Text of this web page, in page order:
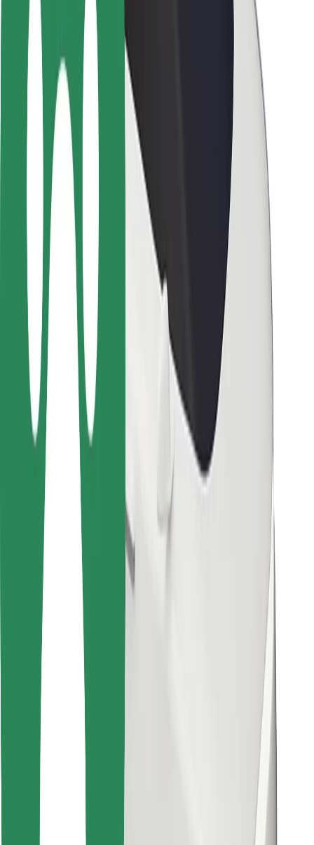
Pasažieru drošība
Autovadītāju drošība
Skrejriteņu drošība
Drošības laboratorija
Pilsētas
Pilsētas
Risinājumi pilsētām
Lidostas
Bolt uzlādes statīvi
Palīdzība
Pasažieriem
Autovadītājiem
Kurjeriem
Bolt Food
Autoparku īpašniekiem
Restorāniem
Bolt for Business
Cits
Piegādātāji
Noteikumi un nosacījumi
Drošība
Saņem braucienu minūšu laikā!
Lejupielādē Bolt lietotni
Atrodi savas mīļākās maltītes!
Lejupielādē Bolt Food lietotni